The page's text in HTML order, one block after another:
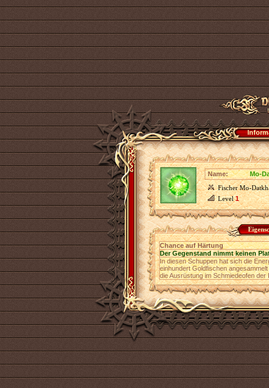
Name:
Mo-
Fischer Mo-
Level1
Chance auf Härtung
Der Gegenstand nimmt keinen
In diesen Schuppen hat sich die
einhundert Goldfischen
die Ausrüstung im Schmiedeofen